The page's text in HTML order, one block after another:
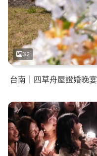
32
台南｜四草舟屋證婚晚宴